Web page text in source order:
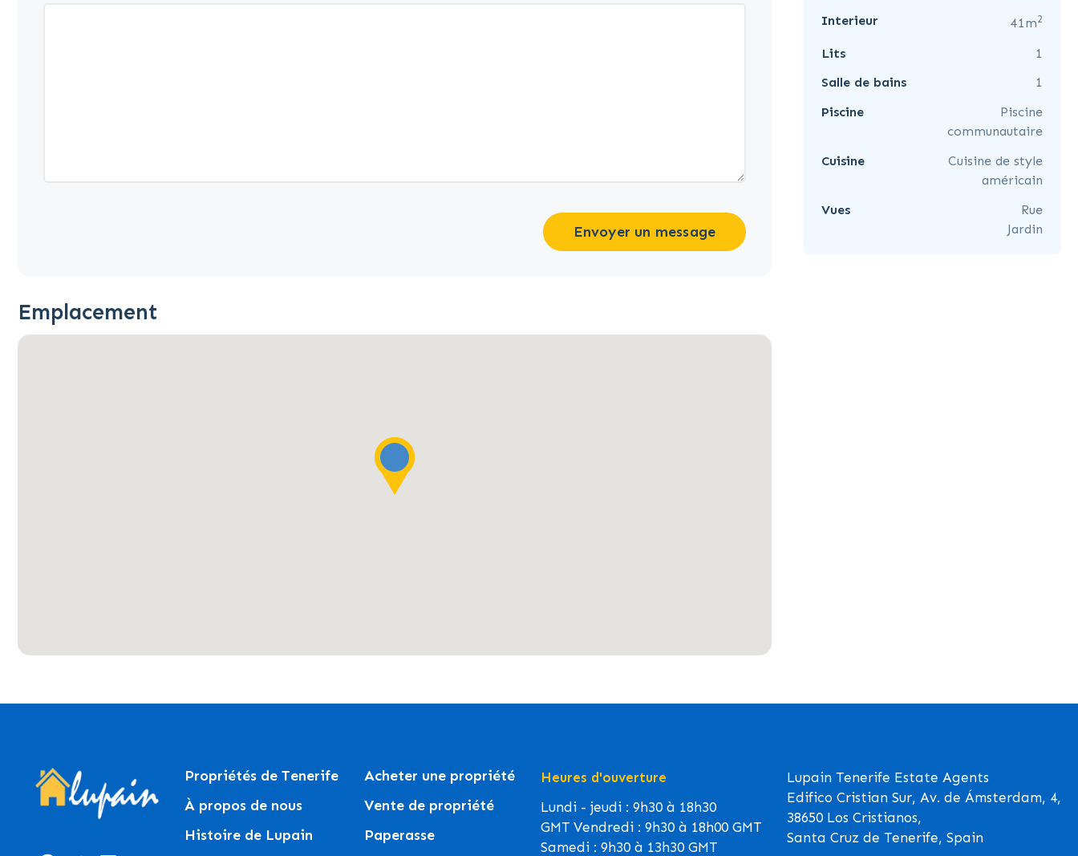
Envoyer un message
Emplacement
Interieur
41m2
Lits
1
Salle de bains
1
Piscine
Piscine
communautaire
Cuisine
Cuisine de style
américain
Vues
Rue
Jardin
Propriétés de Tenerife
À propos de nous
Histoire de Lupain
Acheter une propriété
Vente de propriété
Paperasse
Heures d'ouverture
Lundi - jeudi : 9h30 à 18h30
GMT Vendredi : 9h30 à 18h00 GMT
Samedi : 9h30 à 13h30 GMT
Lupain Tenerife Estate Agents
Edifico Cristian Sur, Av. de Ámsterdam, 4,
38650 Los Cristianos,
Santa Cruz de Tenerife, Spain